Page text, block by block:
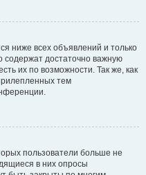
ниже всех объявлений и только
содержат достаточно важную
их по возможности. Так же, как
тем
пользователи больше не
в них опросы